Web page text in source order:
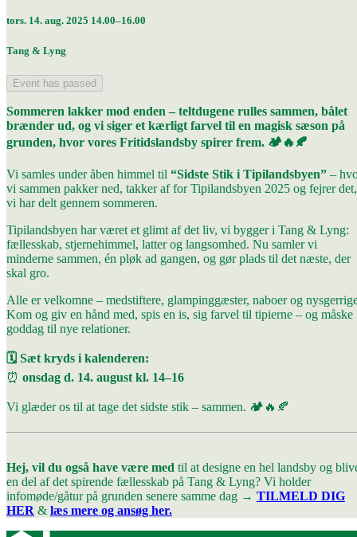
tors. 14. aug. 2025 14.00–16.00
Tang & Lyng
Event has passed
Sommeren lakker mod enden – teltdugene rulles sammen, bålet
brænder ud, og vi siger et kærligt farvel til en magisk sæson på
grunden, hvor vores Fritidslandsby spirer frem. 🏕️🔥🍂
Vi samles under åben himmel til “Sidste Stik i Tipilandsbyen” –
vi sammen pakker ned, takker af for Tipilandsbyen 2025 og fejrer det,
vi har delt gennem sommeren.
Tipilandsbyen har været et glimt af det liv, vi bygger i Tang & Lyng:
fællesskab, stjernehimmel, latter og langsomhed. Nu samler vi
minderne sammen, én pløk ad gangen, og gør plads til det næste, der
skal gro.
Alle er velkomne – medstiftere, glampinggæster, naboer og
Kom og giv en hånd med, spis en is, sig farvel til tipierne – og måske
goddag til nye relationer.
🗓️ Sæt kryds i kalenderen:
⏰ onsdag d. 14. august kl. 14–16
Vi glæder os til at tage det sidste stik – sammen. 🏕️🔥🍂
Hej, vil du også have være med til at designe en hel landsby og
en del af det spirende fællesskab på Tang & Lyng? Vi holder
infomøde/gåtur på grunden senere samme dag → TILMELD DIG
HER & læs mere og ansøg her.